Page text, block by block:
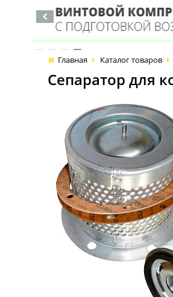
Главная Каталог товаров
Сепаратор для